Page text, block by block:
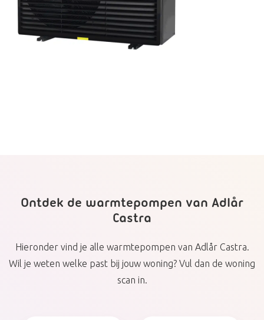
Ontdek de warmtepompen van Adlår
Castra
Hieronder vind je alle warmtepompen van Adlår Castra.
Wil je weten welke past bij jouw woning? Vul dan de woning
scan in.